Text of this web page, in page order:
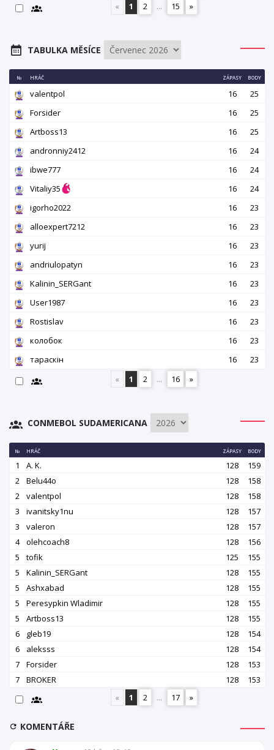
«
1 2 ... 15 »
TABULKA MĚSÍCE
№ HRÁČ ZÁPASY BODY
valentpol 16
25
Forsider
16
25
Artboss13
16
25
andronniy2412
16
24
ibwe777
16
24
Vitaliy35
16
24
igorho2022
16
23
alloexpert7212
16
23
yurij
16
23
andriulopatyn
16
23
Kalinin_SERGant
16
23
User1987
16
23
Rostislav
16
23
колобок
16
23
тараскін
16
23
«
1 2 ... 16 »
CONMEBOL SUDAMERICANA
№ HRÁČ ZÁPASY BODY
1 A. K. 128
159
2
Belu44o 128
158
2
valentpol 128
158
3
ivanitsky1nu 128
157
3
valeron 128
157
4
olehcoach8 128
156
5
tofik 125
155
5
Kalinin_SERGant 128
155
5
Ashxabad 128
155
5
Peresypkin Wladimir 128
155
5
Artboss13 128
155
6
gleb19 128
154
6
aleksss 128
154
7
Forsider 128
153
7
BROKER 128
153
«
1 2 ... 17 »
KOMENTÁŘE